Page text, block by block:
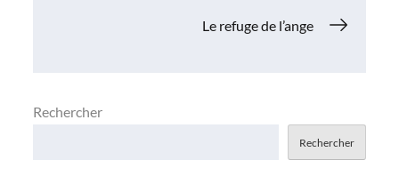
Le refuge de l’ange
Rechercher
Rechercher